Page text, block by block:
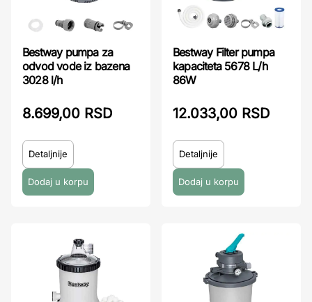
Bestway pumpa za
odvod vode iz bazena
3028 l/h
8.699,00 RSD
Detaljnije
Bestway Filter pumpa
kapaciteta 5678 L/h
86W
12.033,00 RSD
Detaljnije